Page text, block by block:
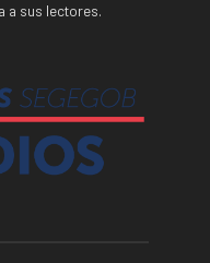
a sus lectores.